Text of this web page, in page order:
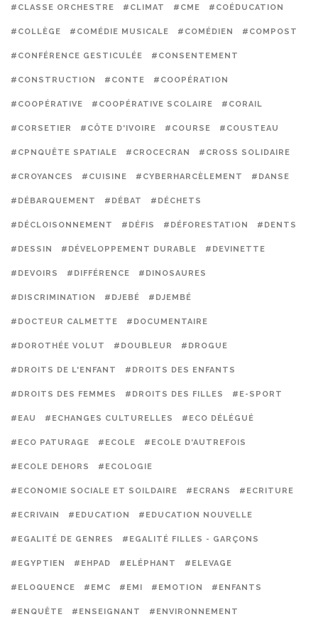
#CLASSE ORCHESTRE #CLIMAT #CME #COÉDUCATION
#COLLÈGE #COMÉDIE MUSICALE #COMÉDIEN #COMPOST
#CONFÉRENCE GESTICULÉE #CONSENTEMENT
#CONSTRUCTION #CONTE #COOPÉRATION
#COOPÉRATIVE #COOPÉRATIVE SCOLAIRE #CORAIL
#CORSETIER #CÔTE D'IVOIRE #COURSE #COUSTEAU
#CPNQUÊTE SPATIALE #CROCECRAN #CROSS SOLIDAIRE
#CROYANCES #CUISINE #CYBERHARCÈLEMENT #DANSE
#DÉBARQUEMENT #DÉBAT #DÉCHETS
#DÉCLOISONNEMENT #DÉFIS #DÉFORESTATION #DENTS
#DESSIN #DÉVELOPPEMENT DURABLE #DEVINETTE
#DEVOIRS #DIFFÉRENCE #DINOSAURES
#DISCRIMINATION #DJEBÉ #DJEMBÉ
#DOCTEUR CALMETTE #DOCUMENTAIRE
#DOROTHÉE VOLUT #DOUBLEUR #DROGUE
#DROITS DE L'ENFANT #DROITS DES ENFANTS
#DROITS DES FEMMES #DROITS DES FILLES #E-SPORT
#EAU #ECHANGES CULTURELLES #ECO DÉLÉGUÉ
#ECO PATURAGE #ECOLE #ECOLE D'AUTREFOIS
#ECOLE DEHORS #ECOLOGIE
#ECONOMIE SOCIALE ET SOILDAIRE #ECRANS #ECRITURE
#ECRIVAIN #EDUCATION #EDUCATION NOUVELLE
#EGALITÉ DE GENRES #EGALITÉ FILLES - GARÇONS
#EGYPTIEN #EHPAD #ELÉPHANT #ELEVAGE
#ELOQUENCE #EMC #EMI #EMOTION #ENFANTS
#ENQUÊTE #ENSEIGNANT #ENVIRONNEMENT